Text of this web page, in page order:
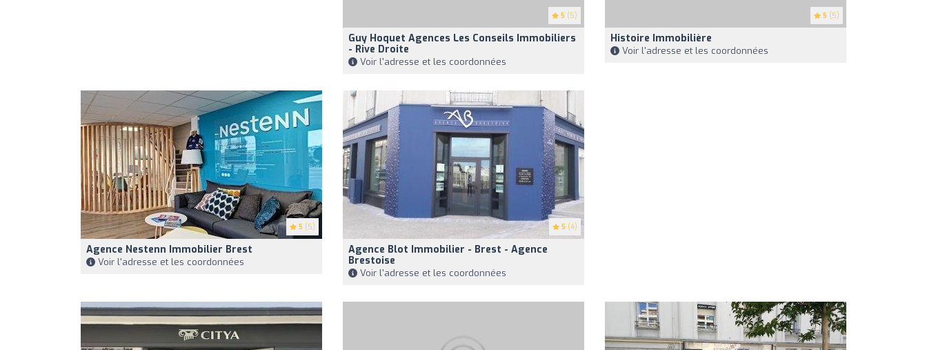
5 (5)
Guy Hoquet Agences Les Conseils Immobiliers
- Rive Droite
Voir l'adresse et les coordonnées
5 (5)
Histoire Immobilière
Voir l'adresse et les coordonnées
5 (5)
Agence Nestenn Immobilier Brest
Voir l'adresse et les coordonnées
5 (4)
Agence Blot Immobilier - Brest - Agence
Brestoise
Voir l'adresse et les coordonnées